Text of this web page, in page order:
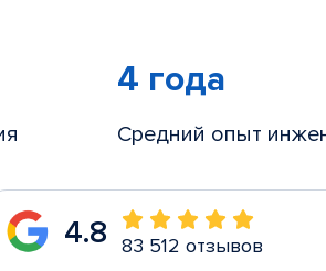
4 года
Средний опыт
4.8 83 512 отзывов